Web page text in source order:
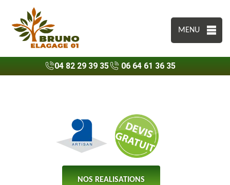
MENU
04 82 29 39 35 06 64 61 36 35
NOS REALISATIONS